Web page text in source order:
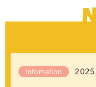
Infomation